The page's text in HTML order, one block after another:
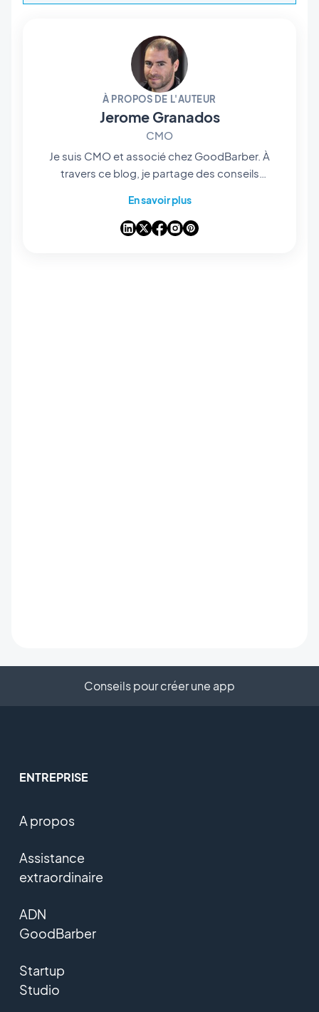
À PROPOS DE L'AUTEUR
Jerome Granados
CMO
Je suis CMO et associé chez GoodBarber. À
travers ce blog, je partage des conseils
GoodBarber, des analyses sur les tendances
qui transforment le mobile et le no-code, ainsi
En savoir plus
Conseils pour créer une app
ENTREPRISE
A propos
Assistance
extraordinaire
ADN
GoodBarber
Startup
Studio